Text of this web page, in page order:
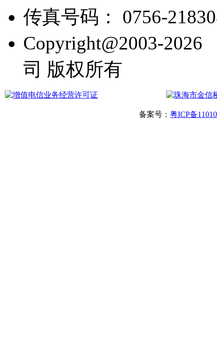
传真号码： 0756-
Copyright@2003-
司 版权所有
备案号： 粤ICP备